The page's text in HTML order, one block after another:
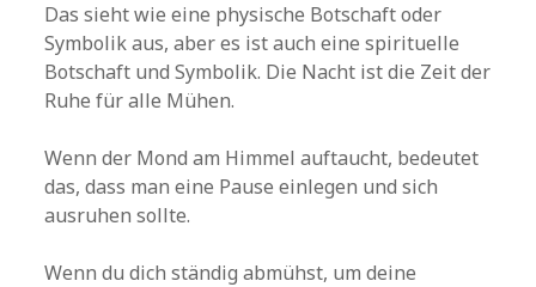
Das sieht wie eine physische Botschaft oder
Symbolik aus, aber es ist auch eine spirituelle
Botschaft und Symbolik. Die Nacht ist die Zeit der
Ruhe für alle Mühen.
Wenn der Mond am Himmel auftaucht, bedeutet
das, dass man eine Pause einlegen und sich
ausruhen sollte.
Wenn du dich ständig abmühst, um deine